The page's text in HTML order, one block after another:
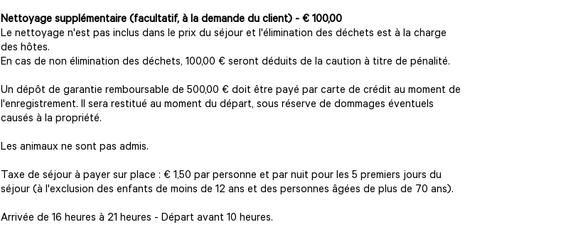
Nettoyage supplémentaire (facultatif, à la demande du client) - € 100,00
Le nettoyage n'est pas inclus dans le prix du séjour et l'élimination des déchets est à la charge
des hôtes.
En cas de non élimination des déchets, 100,00 € seront déduits de la caution à titre de pénalité.
Un dépôt de garantie remboursable de 500,00 € doit être payé par carte de crédit au moment de
l'enregistrement. Il sera restitué au moment du départ, sous réserve de dommages éventuels
causés à la propriété.
Les animaux ne sont pas admis.
Taxe de séjour à payer sur place : € 1,50 par personne et par nuit pour les 5 premiers jours du
séjour (à l'exclusion des enfants de moins de 12 ans et des personnes âgées de plus de 70 ans).
Arrivée de 16 heures à 21 heures - Départ avant 10 heures.